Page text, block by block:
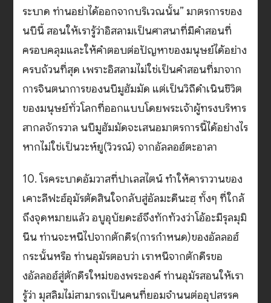
ระบาด ท่านอย่าได้ออกจากบริเวณนั้น” มาตรการของ
นบีนี้ สอนให้เรารู้ว่าอิสลามเป็นศาสนาที่มีคำสอนที่
ครอบคลุมและให้คำตอบต่อปัญหาของมนุษย์ได้อย่าง
ครบถ้วนที่สุด เพราะอิสลามไม่ใช่เป็นคำสอนที่มาจาก
การจินตนาการของนบีมูฮัมมัด แต่เป็นวิถีดำเนินชีวิต
ของมนุษย์ทั่วโลกที่ออกแบบโดยพระเจ้าผู้ทรงบริหาร
สากลจักรวาล นบีมูฮัมมัดจะเสนอมาตรการนี้ได้อย่างไร
หากไม่ใช่เป็นวะห์ยู(วิวรณ์) จากอัลลอฮ์ตะอาลา
10. โรคระบาดอัมวาสที่ปาเลสไตน์ ทำให้คาราวานของ
เคาะลีฟะฮ์อุมัรตัดสินใจกลับสู่อัลมะดีนะฮฺ ทั้งๆ ที่ใกล้
ถึงจุดหมายแล้ว อบูอุบัยดะฮ์จึงทักท้วงว่าโอ้อะมีรุลมุมิ
นีน ท่านจะหนีไปจากตักดีร(การกำหนด)ของอัลลอฮ์
กระนั้นหรือ ท่านอุมัรตอบว่า เราหนีจากตักดีรขอ
งอัลลอฮ์สู่ตักดีรใหม่ของพระองค์ ท่านอุมัรสอนให้เรา
รู้ว่า มุสลิมไม่สามารถเป็นคนที่ยอมจำนนต่ออุปสรรค